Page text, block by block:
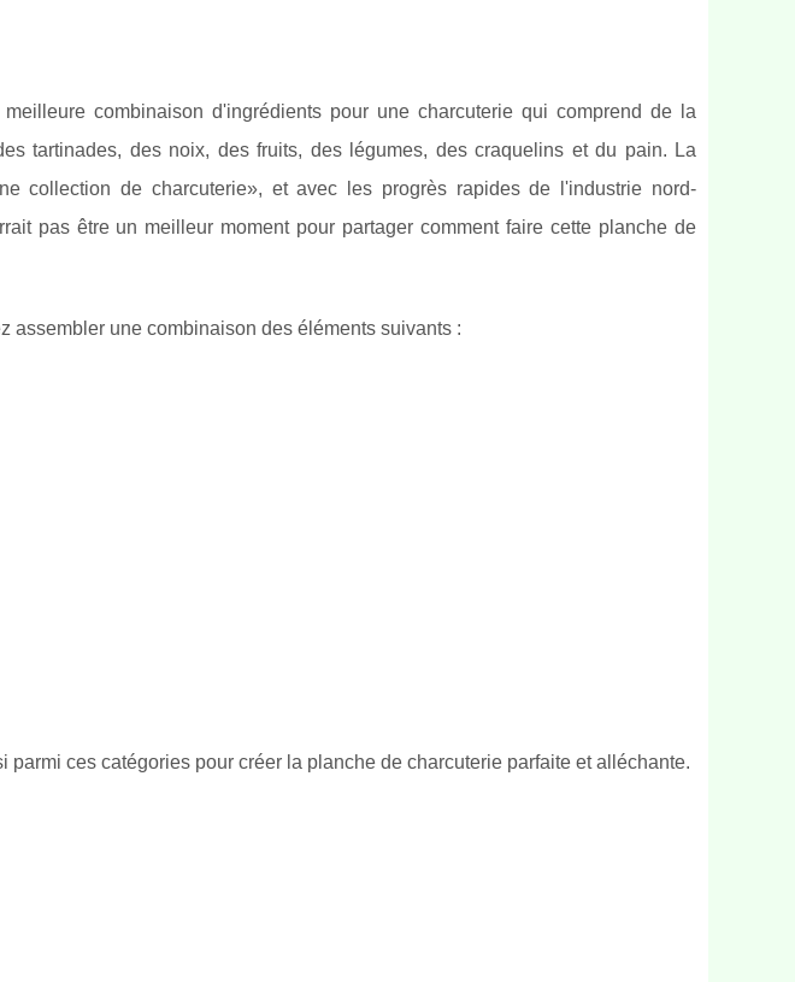
combinaison d'ingrédients pour une charcuterie qui comprend de la
tartinades, des noix, des fruits, des légumes, des craquelins et du pain. La
collection de charcuterie», et avec les progrès rapides de l'industrie nord-
pas être un meilleur moment pour partager comment faire cette planche de
assembler une combinaison des éléments suivants :
ces catégories pour créer la planche de charcuterie parfaite et alléchante.